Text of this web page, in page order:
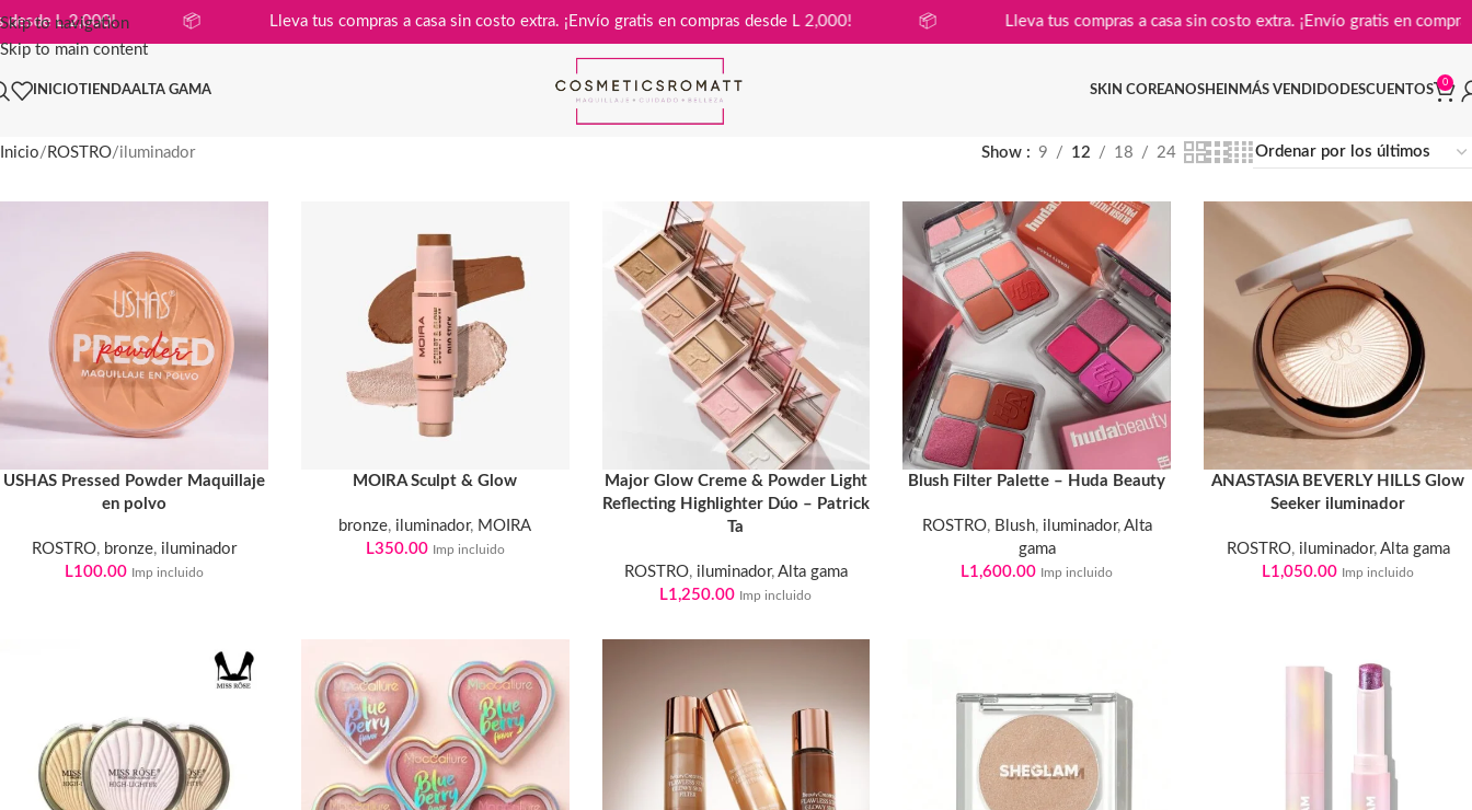
Skip to navigation
Skip to main content
desde L 2,000! Lleva tus compras a casa sin costo extra. ¡Envío gratis en compras desde L 2,000! Lleva tus compras a casa sin costo extra. ¡Envío gratis
INICIOTIENDAALTA GAMA SKIN COREANOSHEIN MÁS VENDIDO DESCUENTOS
0
Inicio ROSTRO iluminador Show 9 12 18 24
USHAS Pressed Powder Maquillaje
en polvo
ROSTRO, bronze, iluminador
L100.00 Imp incluido
MOIRA Sculpt & Glow
bronze, iluminador, MOIRA
L350.00 Imp incluido
Major Glow Creme & Powder Light
Reflecting Highlighter Dúo – Patrick
Ta
ROSTRO, iluminador, Alta gama
L1,250.00 Imp incluido
Blush Filter Palette – Huda Beauty
ROSTRO, Blush, iluminador, Alta
gama
L1,600.00 Imp incluido
ANASTASIA BEVERLY HILLS Glow
Seeker iluminador
ROSTRO, iluminador, Alta gama
L1,050.00 Imp incluido